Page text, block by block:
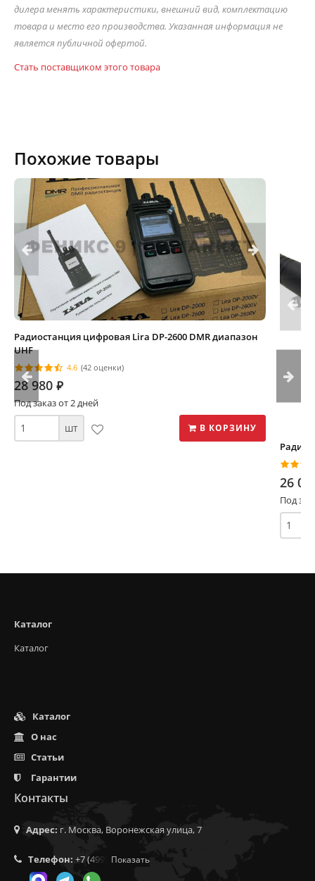
дилера менять характеристики, внешний вид, комплектацию
товара и место его производства. Указанная информация не
является публичной офертой.
Стать поставщиком этого товара
Похожие товары
Радиостанция цифровая Lira DP-2600 DMR диапазон
UHF
4.6 (42 оценки)
28 980 ⃏
Под заказ от 2 дней
шт В КОРЗИНУ
26
Под
Каталог
Каталог
Каталог
О нас
Статьи
Гарантии
Контакты
Адрес: г. Москва, Воронежская улица, 7
Телефон: +7 (499) 350-55-05
Показать